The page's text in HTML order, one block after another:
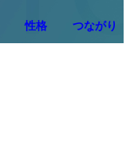
性格 つながり